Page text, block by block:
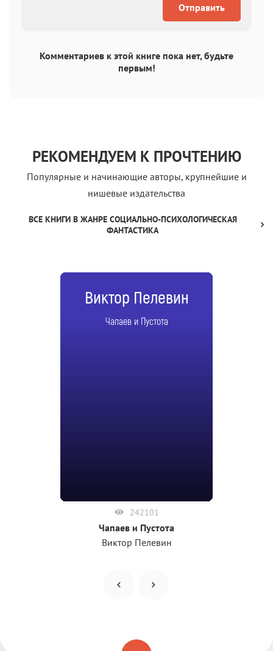
Отправить
Комментариев к этой книге пока нет, будьте
первым!
РЕКОМЕНДУЕМ К ПРОЧТЕНИЮ
Популярные и начинающие авторы, крупнейшие и
нишевые издательства
ВСЕ КНИГИ В ЖАНРЕ СОЦИАЛЬНО-ПСИХОЛОГИЧЕСКАЯ
ФАНТАСТИКА
Виктор Пелевин
Чапаев и Пустота
242101
Чапаев и Пустота
Виктор Пелевин